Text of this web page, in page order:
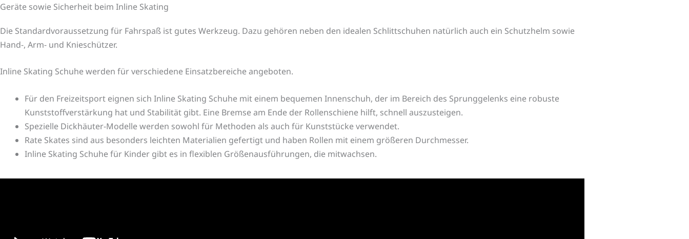
Geräte sowie Sicherheit beim Inline Skating
Die Standardvoraussetzung für Fahrspaß ist gutes Werkzeug. Dazu gehören neben den idealen Schlittschuhen natürlich auch ein Schutzhelm sowie
Hand-, Arm- und Knieschützer.
Inline Skating Schuhe werden für verschiedene Einsatzbereiche angeboten.
Für den Freizeitsport eignen sich Inline Skating Schuhe mit einem bequemen Innenschuh, der im Bereich des Sprunggelenks eine robuste
Kunststoffverstärkung hat und Stabilität gibt. Eine Bremse am Ende der Rollenschiene hilft, schnell auszusteigen.
Spezielle Dickhäuter-Modelle werden sowohl für Methoden als auch für Kunststücke verwendet.
Rate Skates sind aus besonders leichten Materialien gefertigt und haben Rollen mit einem größeren Durchmesser.
Inline Skating Schuhefür Kinder gibt es in flexiblen Größenausführungen, die mitwachsen.